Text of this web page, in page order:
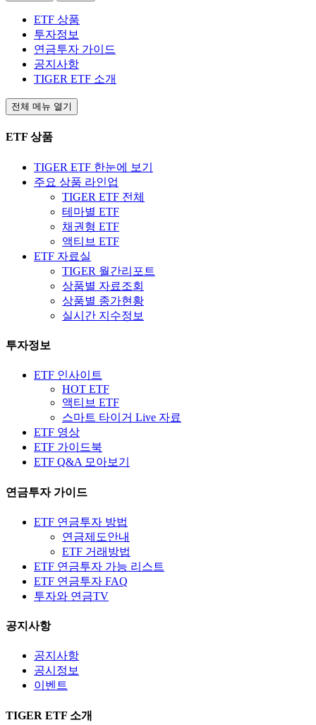
ETF 상품
투자정보
연금투자 가이드
공지사항
TIGER ETF 소개
전체 메뉴 열기
ETF 상품
TIGER ETF 한눈에 보기
주요 상품 라인업
TIGER ETF 전체
테마별 ETF
채권형 ETF
액티브 ETF
ETF 자료실
TIGER 월간리포트
상품별 자료조회
상품별 종가현황
실시간 지수정보
투자정보
ETF 인사이트
HOT ETF
액티브 ETF
스마트 타이거 Live 자료
ETF 영상
ETF 가이드북
ETF Q&A 모아보기
연금투자 가이드
ETF 연금투자 방법
연금제도안내
ETF 거래방법
ETF 연금투자 가능 리스트
ETF 연금투자 FAQ
투자와 연금TV
공지사항
공지사항
공시정보
이벤트
TIGER ETF 소개